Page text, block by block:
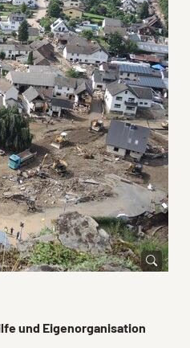
und Eigenorganisation